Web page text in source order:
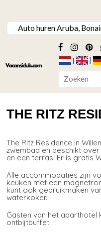
Auto huren Aruba,
THE RITZ
The Ritz Residence in
zwembad en beschikt
en een terras. Er is gratis
Alle accommodaties zijn
keuken met een
kunt ook gebruikmaken
waterkoker.
Gasten van het aparthotel
ontbijtbuffet.